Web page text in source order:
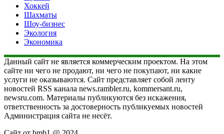
Хоккей
Шахматы
Шоу-бизнес
Экология
Экономика
Данный сайт не является коммерческим проектом. На этом
сайте ни чего не продают, ни чего не покупают, ни какие
услуги не оказываются. Сайт представляет собой ленту
новостей RSS канала news.rambler.ru, kommersant.ru,
newsru.com. Материалы публикуются без искажения,
ответственность за достоверность публикуемых новостей
Администрация сайта не несёт.